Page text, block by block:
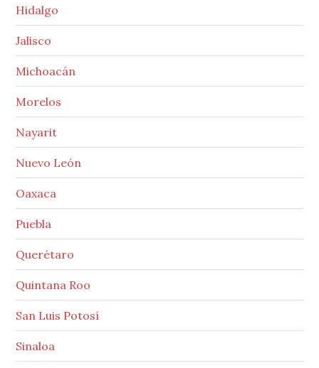
Hidalgo
Jalisco
Michoacán
Morelos
Nayarit
Nuevo León
Oaxaca
Puebla
Querétaro
Quintana Roo
San Luis Potosí
Sinaloa